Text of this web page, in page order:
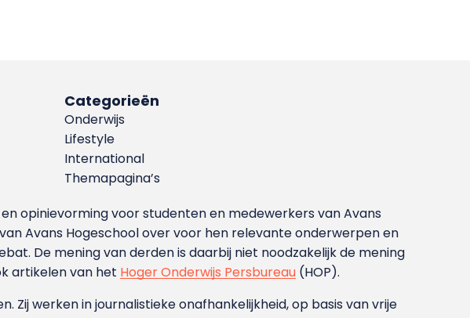
Categorieën
Onderwijs
Lifestyle
International
Themapagina’s
opinievorming voor studenten en medewerkers van Avans
Avans Hogeschool over voor hen relevante onderwerpen en
De mening van derden is daarbij niet noodzakelijk de mening
artikelen van het Hoger Onderwijs Persbureau (HOP).
Zij werken in journalistieke onafhankelijkheid, op basis van vrije